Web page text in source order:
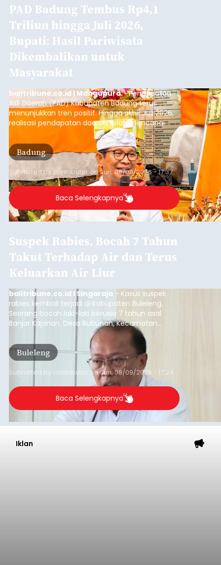
PAD Badung Tembus Rp4,1
Triliun hingga Juli 2026,
Bupati: Hasil Pariwisata
Dikembalikan untuk
Masyarakat
balitribune.co.id | Mangupura- Pendapatan
Asli Daerah (PAD) Kabupaten Badung terus
menunjukkan tren positif. Hingga akhir Juli 2026,
realisasi pendapatan daerah telah mencapai
Rp4,1 triliun atau rata-rata sekitar Rp730 miliar
per bulan, meningkat signifikan dibandingkan
rata-rata penerimaan sebelumnya yang berkisar
Rp350 miliar hingga Rp400 miliar per bulan.
Badung
Submitted by contributor onSun, 08/09/2026 - 17:37
Baca Selengkapnya
Suspek Rabies, Bocah 7 Tahun
Takut Terhadap Air dan Terus
Keluarkan Air Liur
balitribune.co.id I Singaraja - Kasus suspek
rabies kembali terjadi di Kabupaten Buleleng.
Seorang bocah laki-laki berusia 7 tahun asal
Banjar Kajanan, Desa Bubunan, Kecamatan
Seririt, dilaporkan mengalami gejala khas rabies
setelah sebelumnya digigit anjing pada awal Juni
2026.
Buleleng
Submitted by contributor onSun, 08/09/2026 - 17:24
Baca Selengkapnya
Iklan